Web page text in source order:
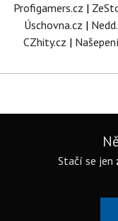
Profigamers.cz |
Úschovna.cz |
CZhity.cz |
Stačí se jen